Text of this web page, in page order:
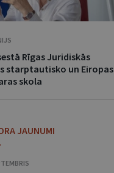
Rīgas Juridiskās
starptautisko un Eiropas
skola
JAUNUMI